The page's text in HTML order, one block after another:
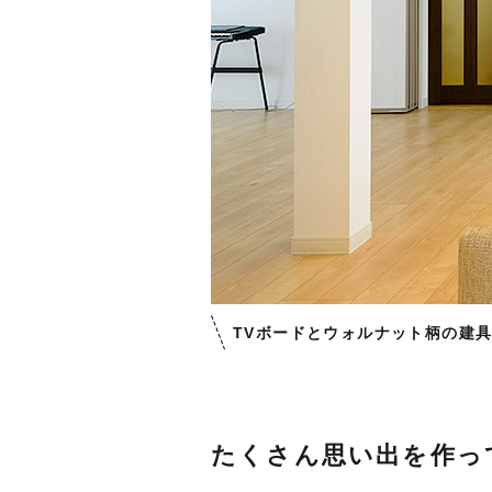
TVボードとウォルナット柄の建
たくさん思い出を作